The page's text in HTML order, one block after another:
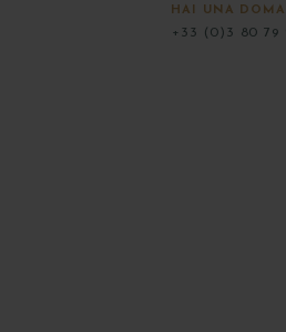
HAI UNA
+33 (0)3 80 79